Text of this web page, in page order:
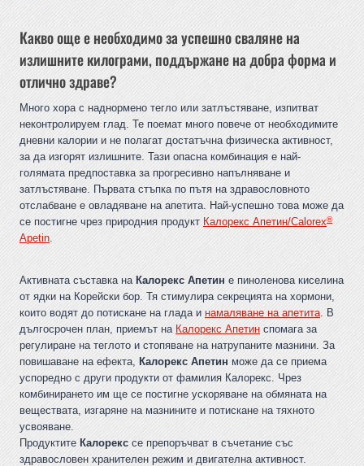
Какво още е необходимо за успешно сваляне на
излишните килограми, поддържане на добра форма и
отлично здраве?
Много хора с наднормено тегло или затлъстяване, изпитват
неконтролируем глад. Те поемат много повече от необходимите
дневни калории и не полагат достатъчна физическа активност,
за да изгорят излишните. Тази опасна комбинация е най-
голямата предпоставка за прогресивно напълняване и
затлъстяване. Първата стъпка по пътя на здравословното
отслабване е овладяване на апетита. Най-успешно това може да
се постигне чрез природния продукт Калорекс Апетин/Calorex®
Apetin.
Активната съставка на Калорекс Апетин е пиноленова киселина
от ядки на Корейски бор. Тя стимулира секрецията на хормони,
които водят до потискане на глада и намаляване на апетита. В
дългосрочен план, приемът на Калорекс Апетин спомага за
регулиране на теглото и стопяване на натрупаните мазнини. За
повишаване на ефекта, Калорекс Апетин може да се приема
успоредно с други продукти от фамилия Калорекс. Чрез
комбинирането им ще се постигне ускоряване на обмяната на
веществата, изгаряне на мазнините и потискане на тяхното
усвояване.
Продуктите Калорекс се препоръчват в съчетание със
здравословен хранителен режим и двигателна активност.